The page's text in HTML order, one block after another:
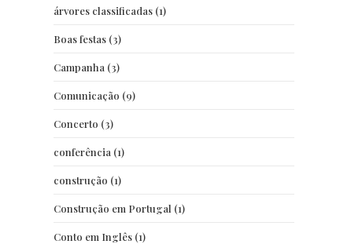
árvores classificadas (1)
Boas festas (3)
Campanha (3)
Comunicação (9)
Concerto (3)
conferência (1)
construção (1)
Construção em Portugal (1)
Conto em Inglês (1)